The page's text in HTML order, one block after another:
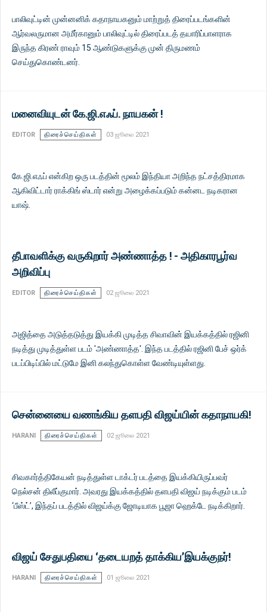
பாலிவுட்டின் முன்னனிக் கதாநாயகனும் மாற்றுத் திரைப்படங்களின்
ஆர்வலருமான அமீர்கானும் பாலிவுட்டில் திரைப்படத் தயாரிப்பாளராக
இருந்த கிரண் ராவும் 15 ஆண்டுகளுக்கு முன் திருமணம்
செய்துகொண்டனர்.
மனைவியுடன் கே.ஜி.எஃப். நாயகன் !
EDITOR திரைச்செய்திகள் 03 ஜூலை 2021
கே.ஜி.எஃப் என்கிற ஒரு படத்தின் மூலம் இந்தியா அறிந்த நட்சத்திரமாக
ஆகிவிட்டார் ராக்கிங் ஸ்டார் என்று அழைக்கப்படும் கன்னட நடிகரான
யாஷ்.
தீபாவளிக்கு வருகிறார் அண்ணாத்த ! - அதிகாரபூர்வ
அறிவிப்பு
EDITOR திரைச்செய்திகள் 02 ஜூலை 2021
அஜித்தை அடுத்தடுத்து இயக்கி முடித்த சிவாவின் இயக்கத்தில் ரஜினி
நடித்து முடித்துள்ள படம் 'அண்ணாத்த'. இந்த படத்தில் ரஜினி பேச் ஒர்க்
படப்பிடிப்பில் மட்டுமே இனி கலந்துகொள்ள வேண்டியுள்ளது.
சென்னையை வணங்கிய தளபதி விஜய்யின் கதாநாயகி!
HARANI திரைச்செய்திகள் 02 ஜூலை 2021
சிவகார்த்திகேயன் நடித்துள்ள டாக்டர் படத்தை இயக்கியிருப்பவர்
நெல்சன் திலீப்குமார். அவரது இயக்கத்தில் தளபதி விஜய் நடிக்கும் படம்
‘பீஸ்ட்’, இந்தப் படத்தில் விஜய்க்கு ஜோடியாக பூஜா ஹெக்டே நடிக்கிறார்.
விஜய் சேதுபதியை ‘தடையறத் தாக்கிய’இயக்குநர்!
HARANI திரைச்செய்திகள் 01 ஜூலை 2021